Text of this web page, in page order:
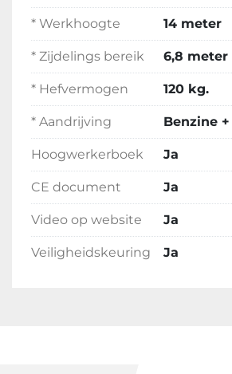
* Werkhoogte 14 meter
* Zijdelings bereik 6,8 meter
* Hefvermogen 120 kg.
* Aandrijving Benzine
Hoogwerkerboek Ja
CE document Ja
Video op website Ja
Veiligheidskeuring Ja